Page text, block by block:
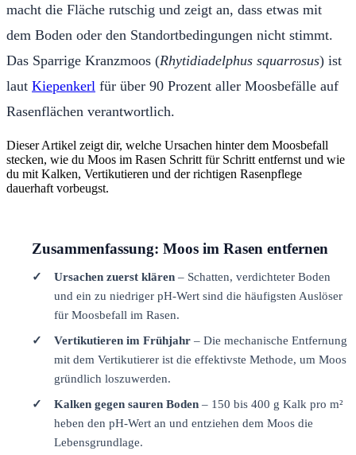
macht die Fläche rutschig und zeigt an, dass etwas mit
dem Boden oder den Standortbedingungen nicht stimmt.
Das Sparrige Kranzmoos (Rhytidiadelphus squarrosus) ist
laut Kiepenkerl für über 90 Prozent aller Moosbefälle auf
Rasenflächen verantwortlich.
Dieser Artikel zeigt dir, welche Ursachen hinter dem Moosbefall
stecken, wie du Moos im Rasen Schritt für Schritt entfernst und wie
du mit Kalken, Vertikutieren und der richtigen Rasenpflege
dauerhaft vorbeugst.
Zusammenfassung: Moos im Rasen entfernen
Ursachen zuerst klären – Schatten, verdichteter Boden
und ein zu niedriger pH-Wert sind die häufigsten Auslöser
für Moosbefall im Rasen.
Vertikutieren im Frühjahr – Die mechanische Entfernung
mit dem Vertikutierer ist die effektivste Methode, um Moos
gründlich loszuwerden.
Kalken gegen sauren Boden – 150 bis 400 g Kalk pro m²
heben den pH-Wert an und entziehen dem Moos die
Lebensgrundlage.